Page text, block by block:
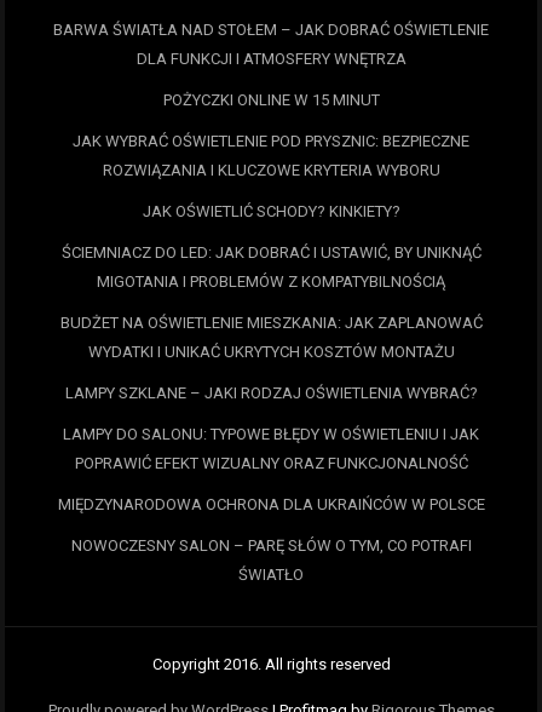
BARWA ŚWIATŁA NAD STOŁEM – JAK DOBRAĆ OŚWIETLENIE
DLA FUNKCJI I ATMOSFERY WNĘTRZA
POŻYCZKI ONLINE W 15 MINUT
JAK WYBRAĆ OŚWIETLENIE POD PRYSZNIC: BEZPIECZNE
ROZWIĄZANIA I KLUCZOWE KRYTERIA WYBORU
JAK OŚWIETLIĆ SCHODY? KINKIETY?
ŚCIEMNIACZ DO LED: JAK DOBRAĆ I USTAWIĆ, BY UNIKNĄĆ
MIGOTANIA I PROBLEMÓW Z KOMPATYBILNOŚCIĄ
BUDŻET NA OŚWIETLENIE MIESZKANIA: JAK ZAPLANOWAĆ
WYDATKI I UNIKAĆ UKRYTYCH KOSZTÓW MONTAŻU
LAMPY SZKLANE – JAKI RODZAJ OŚWIETLENIA WYBRAĆ?
LAMPY DO SALONU: TYPOWE BŁĘDY W OŚWIETLENIU I JAK
POPRAWIĆ EFEKT WIZUALNY ORAZ FUNKCJONALNOŚĆ
MIĘDZYNARODOWA OCHRONA DLA UKRAIŃCÓW W POLSCE
NOWOCZESNY SALON – PARĘ SŁÓW O TYM, CO POTRAFI
ŚWIATŁO
Copyright 2016. All rights reserved